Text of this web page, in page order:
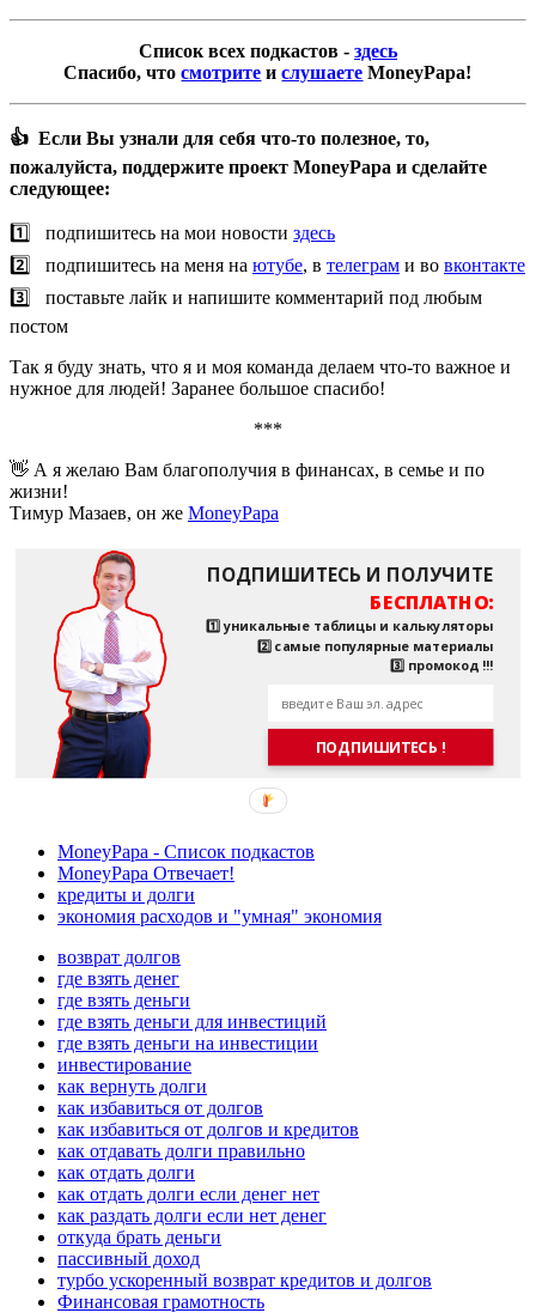
Список всех подкастов - здесь
Спасибо, чтосмотрите ислушаете MoneyPapa!
👍 Если Вы узнали для себя что-то полезное, то,
пожалуйста, поддержите проект MoneyPapa и сделайте
следующее:
1️⃣ подпишитесь на мои новости здесь
2️⃣ подпишитесь на меня на ютубе, в телеграм и во вконтакте
3️⃣ поставьте лайк и напишите комментарий под любым
постом
Так я буду знать, что я и моя команда делаем что-то важное и
нужное для людей! Заранее большое спасибо!
***
👋 А я желаю Вам благополучия в финансах, в семье и по
жизни!
Тимур Мазаев, он же MoneyPapa
ПОДПИШИТЕСЬ !
ПОДПИШИТЕСЬ И ПОЛУЧИТЕ
БЕСПЛАТНО:
1️⃣ уникальные таблицы и калькуляторы
2️⃣ самые популярные материалы
3️⃣ промокод !!!
MoneyPapa - Список подкастов
MoneyPapa Отвечает!
кредиты и долги
экономия расходов и "умная" экономия
возврат долгов
где взять денег
где взять деньги
где взять деньги для инвестиций
где взять деньги на инвестиции
инвестирование
как вернуть долги
как избавиться от долгов
как избавиться от долгов и кредитов
как отдавать долги правильно
как отдать долги
как отдать долги если денег нет
как раздать долги если нет денег
откуда брать деньги
пассивный доход
турбо ускоренный возврат кредитов и долгов
Финансовая грамотность